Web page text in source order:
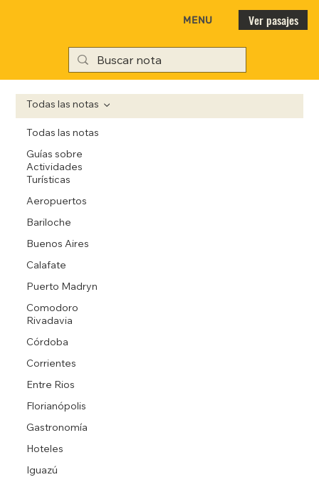
MENU Ver pasajes
Todas las notas
Guías sobre
Actividades
Turísticas
Aeropuertos
Bariloche
Buenos Aires
Calafate
Puerto Madryn
Comodoro
Rivadavia
Córdoba
Corrientes
Entre Rios
Florianópolis
Gastronomía
Hoteles
Iguazú
Todas las notas